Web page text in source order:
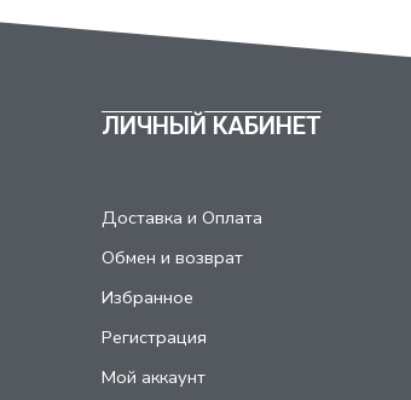
ЛИЧНЫЙ КАБИНЕТ
Доставка и Оплата
Обмен и возврат
Избранное
Регистрация
Мой аккаунт